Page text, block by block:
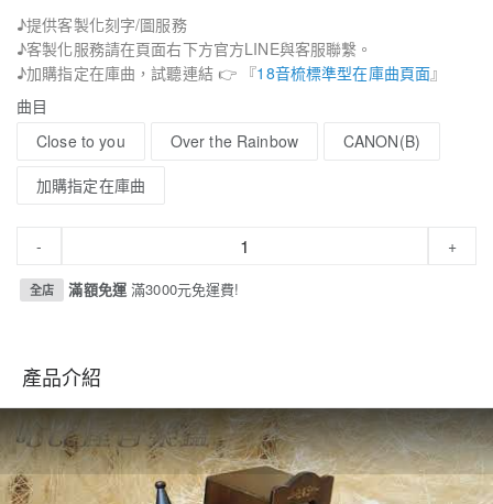
♪提供客製化刻字/圖服務
♪客製化服務請在頁面右下方官方LINE與客服聯繫。
♪加購指定在庫曲，試聽連結 👉 『18音梳標準型在庫曲頁面』
曲目
Close to you
Over the Rainbow
CANON(B)
加購指定在庫曲
- +
全店 滿額免運滿3000元免運費!
產品介紹